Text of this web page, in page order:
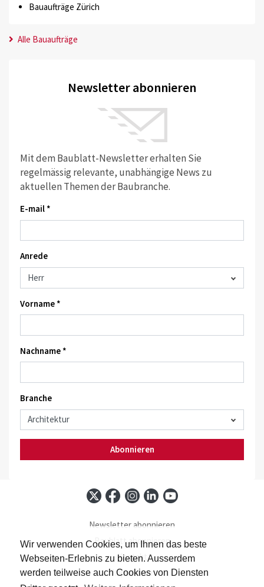
Wir verwenden Cookies, um Ihnen das beste
Webseiten-Erlebnis zu bieten. Ausserdem
werden teilweise auch Cookies von Diensten
Bauaufträge Zürich
Alle Bauaufträge
Newsletter abonnieren
Mit dem Baublatt-Newsletter erhalten Sie
regelmässig relevante, unabhängige News zu
aktuellen Themen der Baubranche.
E-mail *
Anrede
Vorname *
Nachname *
Branche
Abonnieren
Newsletter abonnieren
Baublatt abonnieren
Kontakt
Impressum